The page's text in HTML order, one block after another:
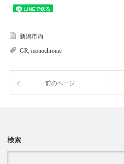
新潟市内
GR, monochrome
前のページ
検索